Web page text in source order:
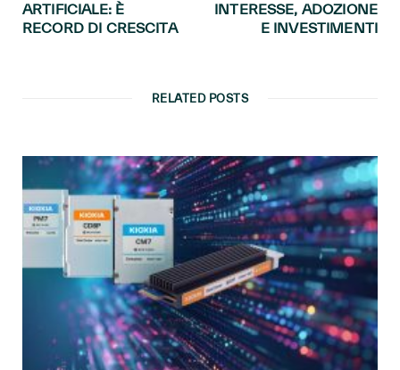
ARTIFICIALE: È
RECORD DI CRESCITA
INTERESSE, ADOZIONE
E INVESTIMENTI
RELATED POSTS